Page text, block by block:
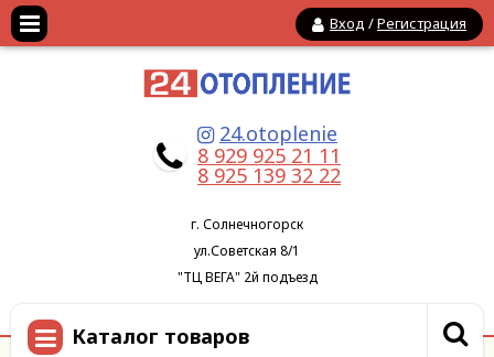
Вход /Регистрация
24.otoplenie
8 929 925 21 11
8 925 139 32 22
г. Солнечногорск
ул.Советская 8/1
"ТЦ ВЕГА" 2й подъезд
Каталог товаров